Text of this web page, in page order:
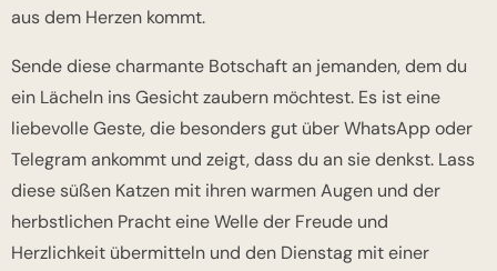
aus dem Herzen kommt.
Sende diese charmante Botschaft an jemanden, dem du
ein Lächeln ins Gesicht zaubern möchtest. Es ist eine
liebevolle Geste, die besonders gut über WhatsApp oder
Telegram ankommt und zeigt, dass du an sie denkst. Lass
diese süßen Katzen mit ihren warmen Augen und der
herbstlichen Pracht eine Welle der Freude und
Herzlichkeit übermitteln und den Dienstag mit einer